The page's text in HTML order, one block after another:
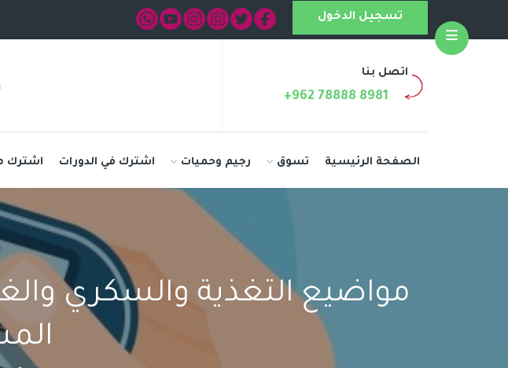
تسجيل الدخول
اتصل بنا
+962 78888 8981
الصفحة الرئيسية تسوق رجيم وحميات اشترك في الدورات اشترك
مواضيع التغذية والسكري